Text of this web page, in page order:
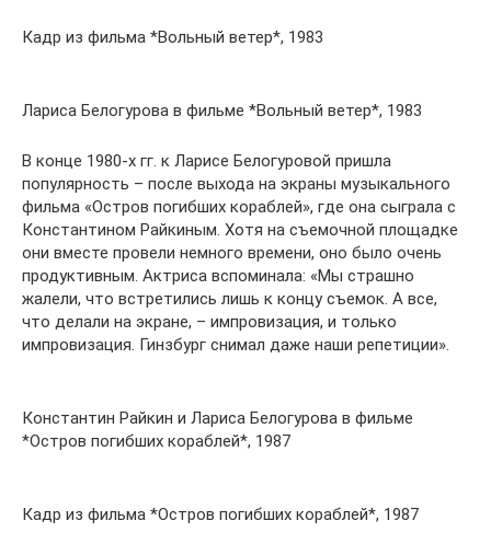
Кадр из фильма *Вольный ветер*, 1983
Лариса Белогурова в фильме *Вольный ветер*, 1983
В конце 1980-х гг. к Ларисе Белогуровой пришла
популярность – после выхода на экраны музыкального
фильма «Остров погибших кораблей», где она сыграла с
Константином Райкиным. Хотя на съемочной площадке
они вместе провели немного времени, оно было очень
продуктивным. Актриса вспоминала: «Мы страшно
жалели, что встретились лишь к концу съемок. А все,
что делали на экране, – импровизация, и только
импровизация. Гинзбург снимал даже наши репетиции».
Константин Райкин и Лариса Белогурова в фильме
*Остров погибших кораблей*, 1987
Кадр из фильма *Остров погибших кораблей*, 1987